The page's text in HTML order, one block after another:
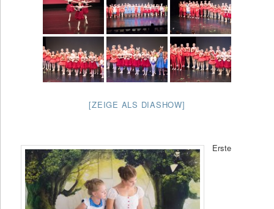
[ZEIGE ALS DIASHOW]
Erste